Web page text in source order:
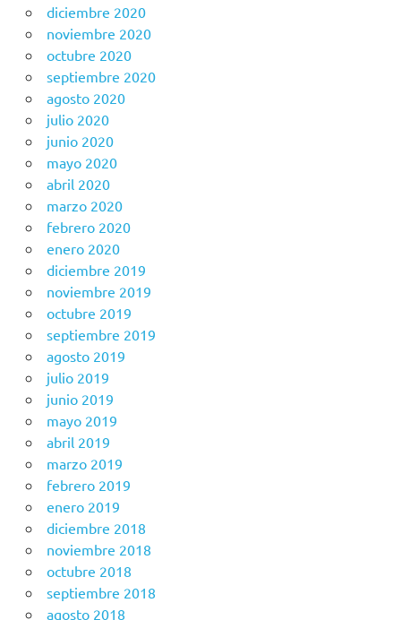
diciembre 2020
noviembre 2020
octubre 2020
septiembre 2020
agosto 2020
julio 2020
junio 2020
mayo 2020
abril 2020
marzo 2020
febrero 2020
enero 2020
diciembre 2019
noviembre 2019
octubre 2019
septiembre 2019
agosto 2019
julio 2019
junio 2019
mayo 2019
abril 2019
marzo 2019
febrero 2019
enero 2019
diciembre 2018
noviembre 2018
octubre 2018
septiembre 2018
agosto 2018